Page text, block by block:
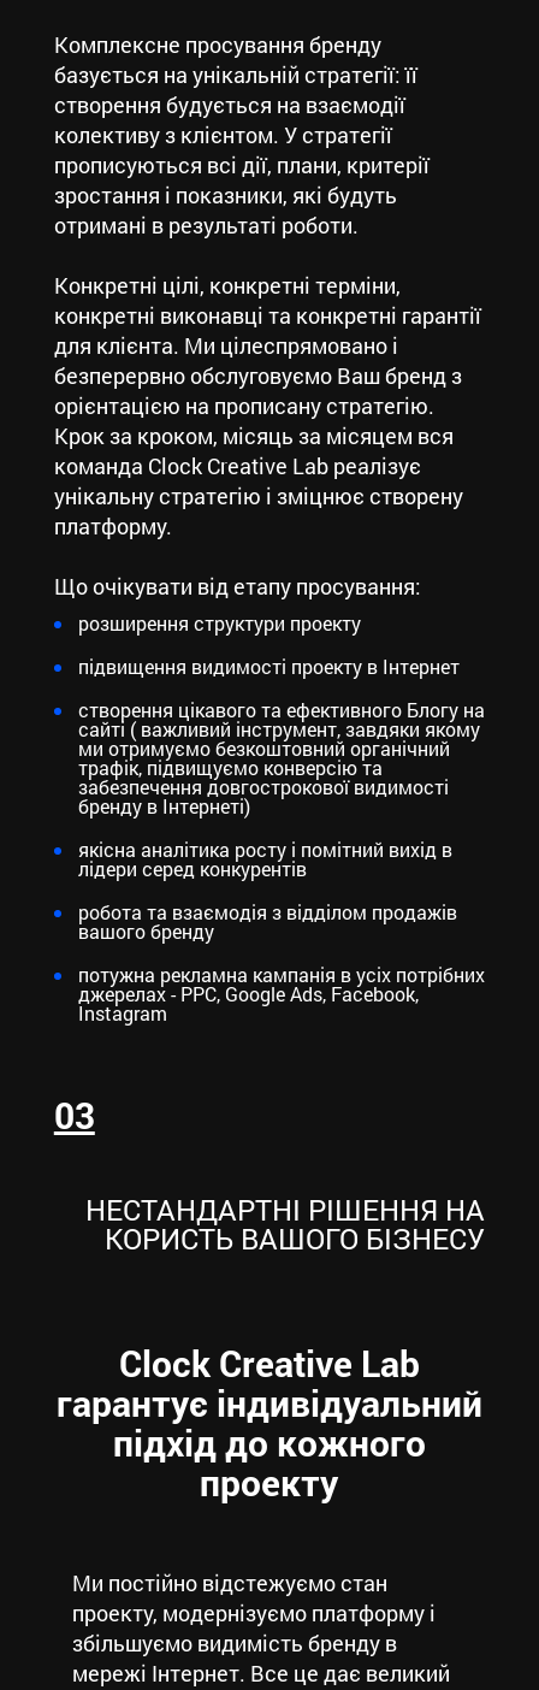
Комплексне просування бренду
базується на унікальній стратегії: її
створення будується на взаємодії
колективу з клієнтом. У стратегії
прописуються всі дії, плани, критерії
зростання і показники, які будуть
отримані в результаті роботи.
Конкретні цілі, конкретні терміни,
конкретні виконавці та конкретні гарантії
для клієнта. Ми цілеспрямовано і
безперервно обслуговуємо Ваш бренд з
орієнтацією на прописану стратегію.
Крок за кроком, місяць за місяцем вся
команда Clock Creative Lab реалізує
унікальну стратегію і зміцнює створену
платформу.
Що очікувати від етапу просування:
розширення структури проекту
підвищення видимості проекту в Інтернет
створення цікавого та ефективного Блогу на
сайті ( важливий інструмент, завдяки якому
ми отримуємо безкоштовний органічний
трафік, підвищуємо конверсію та
забезпечення довгострокової видимості
бренду в Інтернеті)
якісна аналітика росту і помітний вихід в
лідери серед конкурентів
робота та взаємодія з відділом продажів
вашого бренду
потужна рекламна кампанія в усіх потрібних
джерелах - PPC, Google Ads, Facebook,
Instagram
03
НЕСТАНДАРТНІ РІШЕННЯ НА
КОРИСТЬ ВАШОГО БІЗНЕСУ
Clock Creative Lab
гарантує індивідуальний
підхід до кожного
проекту
Ми постійно відстежуємо стан
проекту, модернізуємо платформу і
збільшуємо видимість бренду в
мережі Інтернет. Все це дає великий